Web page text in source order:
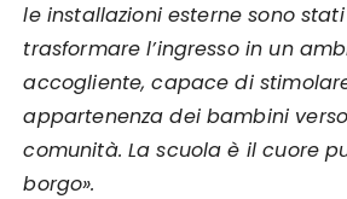
le installazioni esterne sono
trasformare l’ingresso in un
accogliente, capace di
appartenenza dei bambini
comunità. La scuola è il cuore
borgo».